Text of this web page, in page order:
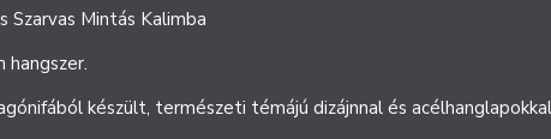
Szarvas Mintás Kalimba
hangszer.
készült, természeti témájú dizájnnal és